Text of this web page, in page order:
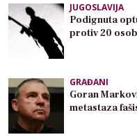
JUGOSLAVIJA
Podignuta
protiv 20
GRAĐANI
Goran
metastaza